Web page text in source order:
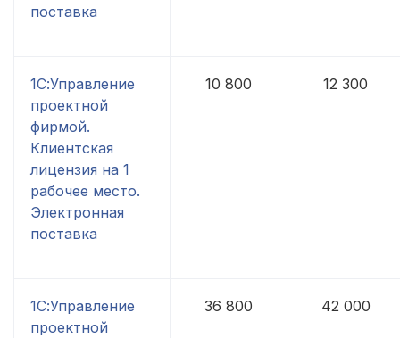
поставка
1С:Управление
проектной
фирмой.
Клиентская
лицензия на 1
рабочее место.
Электронная
поставка
10 800 12 300
1С:Управление
проектной
36 800 42 000